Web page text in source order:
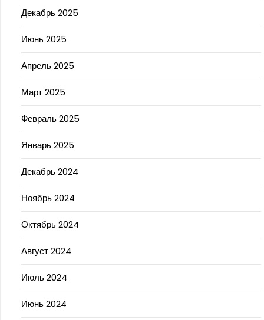
Декабрь 2025
Июнь 2025
Апрель 2025
Март 2025
Февраль 2025
Январь 2025
Декабрь 2024
Ноябрь 2024
Октябрь 2024
Август 2024
Июль 2024
Июнь 2024